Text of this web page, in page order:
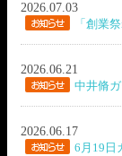
2026.07.03
「創業
2026.06.21
中井脩
2026.06.17
6月19日